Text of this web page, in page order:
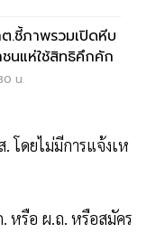
.ชี้ภาพรวมเปิดหีบ
ชนแห่ใช้สิทธิคึกคัก
น.
โดยไม่มีการแจ้งเห
หรือ ผ.ถ. หรือสมัคร